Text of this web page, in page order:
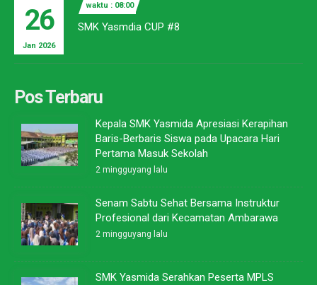
26
Jan 2026
waktu : 08:00
SMK Yasmdia CUP #8
Pos Terbaru
Kepala SMK Yasmida Apresiasi Kerapihan
Baris-Berbaris Siswa pada Upacara Hari
Pertama Masuk Sekolah
2 mingguyang lalu
Senam Sabtu Sehat Bersama Instruktur
Profesional dari Kecamatan Ambarawa
2 mingguyang lalu
SMK Yasmida Serahkan Peserta MPLS